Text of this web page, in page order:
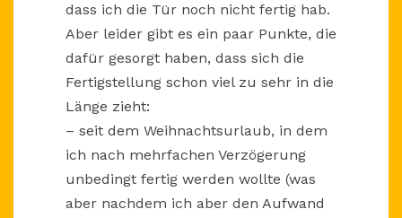
dass ich die Tür noch nicht fertig hab.
Aber leider gibt es ein paar Punkte, die
dafür gesorgt haben, dass sich die
Fertigstellung schon viel zu sehr in die
Länge zieht:
– seit dem Weihnachtsurlaub, in dem
ich nach mehrfachen Verzögerung
unbedingt fertig werden wollte (was
aber nachdem ich aber den Aufwand